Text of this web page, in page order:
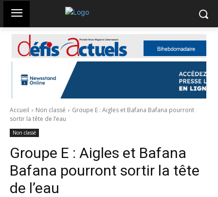
Accueil Non classé
Groupe E : Aigles et Bafana Bafana pourront
sortir la tête de l’eau
Non classé
Groupe E : Aigles et Bafana
Bafana pourront sortir la tête
de l’eau